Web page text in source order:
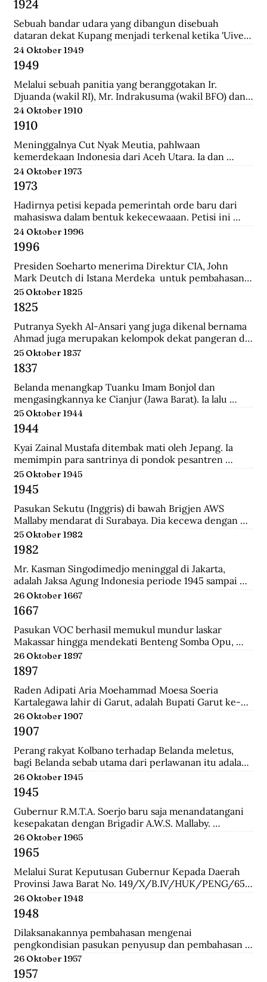
School (HIS) dan MULO di Solo, lalu ke AMS di
Yogyakarta, kemudian mengambil jurusan Teknik Sipil
di Technische Hoogeschool te Bandoeng (sekarang
ITB).
1924
Sebuah bandar udara yang dibangun disebuah
dataran dekat Kupang menjadi terkenal ketika 'Uiver',
pesawat Belanda KLM DC-2 yang sedang dicoba
menerbangi jalur niaga dari London ke Sydney
mendarat di situ untuk mengisi bahan bakar.
24 Oktober 1949
1949
Melalui sebuah panitia yang beranggotakan Ir.
Djuanda (wakil RI), Mr. Indrakusuma (wakil BFO) dan
Hirschfeld (wakil Belanda), membuat perjanjian
bahwa RIS akan mengambil alih pijaman-pinjaman
Hindia Belanda yang semuanya berjumlah 4.300 juta
gulden.
24 Oktober 1910
1910
Meninggalnya Cut Nyak Meutia, pahlwaan
kemerdekaan Indonesia dari Aceh Utara. Ia dan
pasukannya terus melakukan perlawanan dengan
menyerang dan merampas pos kolonial di wilaya Gayo
yang melewati hutan.
24 Oktober 1973
1973
Hadirnya petisi kepada pemerintah orde baru dari
mahasiswa dalam bentuk kekecewaaan. Petisi ini
dipicu karena adanya penyelewengan yang dilakukan
oleh pemerintah dan korupsi yang besar.
24 Oktober 1996
1996
Presiden Soeharto menerima Direktur CIA, John
Mark Deutch di Istana Merdeka  untuk pembahasan
perkembangan Indonesia.
25 Oktober 1825
1825
Putranya Syekh Al-Ansari yang juga dikenal bernama
Ahmad juga merupakan kelompok dekat pangeran di
Tegalrejo sebelum Perang Jawa dan tewas
mempertahankan markas Diponegoro di Selarong.
25 Oktober 1837
1837
Belanda menangkap Tuanku Imam Bonjol dan
mengasingkannya ke Cianjur (Jawa Barat). Ia lalu
dipindahkan ke Ambon (Maluku), terus ke Manado
(Sulawesi Utara) sampai wafat.
25 Oktober 1944
1944
Kyai Zainal Mustafa ditembak mati oleh Jepang. Ia
memimpin para santrinya di pondok pesantren
Sukamanah, menghadapi serangan pihak jepang.
Peristiwa itu dipicu oleh kedatangan empat opsir
Jepang ke pondok sehari sebelumnya untuk
membawa Kyai  Zainal menghadap pemerintah
Jepang di Tasikmalaya.
25 Oktober 1945
1945
Pasukan Sekutu (Inggris) di bawah Brigjen AWS
Mallaby mendarat di Surabaya. Dia kecewa dengan
keputusan para petinggi Sekutu terhadap rakyat
Surabaya.
25 Oktober 1982
1982
Mr. Kasman Singodimedjo meninggal di Jakarta,
adalah Jaksa Agung Indonesia periode 1945 sampai
1946 dan juga mantan Menteri Muda Kehakiman pada
Kabinet Amir Sjarifuddin II. Selain itu ia juga adalah
Ketua KNIP (Komite Nasional Indonesia Pusat) yang
menjadi cikal bakal dari DPR.
26 Oktober 1667
1667
Pasukan VOC berhasil memukul mundur laskar
Makassar hingga mendekati Benteng Somba Opu,
istana Sultan Hassanudin, bahkan pasukan yang
dipimpin Cornelis Speelman sudah sampai di depan
pintu benteng. Gowa mengalami kekalahan dalam
peperangan. Speelman dan Arung Palakka merasa
bahwa inilah saat untuk menawarkan perundingan
kepada Sultan Hasanuddin.
26 Oktober 1897
1897
Raden Adipati Aria Moehammad Moesa Soeria
Kartalegawa lahir di Garut, adalah Bupati Garut ke-6
yang menjabat dari tahun 1929-1944. Moesa Soeria
Kartalegawa mempelopori pendirian Partai Rakyat
Pasundan (PRP) pada tahun 1946 dan Negara
Pasundan pada tahun 1947.
26 Oktober 1907
1907
Perang rakyat Kolbano terhadap Belanda meletus,
bagi Belanda sebab utama dari perlawanan itu adalah
terbunuhnya 19 serdadu dan beberapa orang sipil
Belanda oleh Boi Kapitan dan anak buahnya.
26 Oktober 1945
1945
Gubernur R.M.T.A. Soerjo baru saja menandatangani
kesepakatan dengan Brigadir A.W.S. Mallaby.
Pertemuan yang terbilang sukses itu melahirkan
empat kesepakatan: 1. Pihak Inggris (baca:Sekutu)
mengakui keberadaan Republik Indonesia sebatas
distrik Surabaya. 2. Pihak Inggris tidak akan
membawa masuk pasukan Belanda dan tidak ada
pasukan Belanda yang disusupkan pada pasukan
Inggris yang mendarat di Surabaya. 3. Pasukan Inggris
hanya dibolehkan berada pada radius 800 meter dari
pelabuhan. 4. Untuk memperlancar komunikasi
antara pihak Inggris dengan Republik dalam
keseharian, maka dibentuk Biro Kontak
beranggotakan perwakilan dari kedua belah pihak.
26 Oktober 1965
1965
Melalui Surat Keputusan Gubernur Kepada Daerah
Provinsi Jawa Barat No. 149/X/B.IV/HUK/PENG/65,
Mashudi memberhentikan sementara waktu delapan
anggota PKI yang duduk dalam DPRD-GR. Mereka
adalah Suharna Affandi, Abbas Usman, Akhmad
Suganda, Enok Rokhayati, Mustofa, Cece Suryadi,
Sukra Prawira Sentana, dan Suhlan Sujana.
26 Oktober 1948
1948
Dilaksanakannya pembahasan mengenai
pengkondisian pasukan penyusup dan pembahasan
taktik untuk melawan pasukan Negara Pasundan dan
DI/TII.
26 Oktober 1957
1957